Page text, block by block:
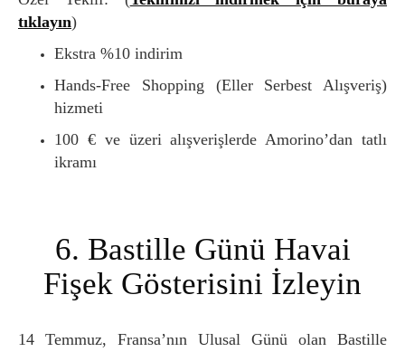
tıklayın)
Ekstra %10 indirim
Hands-Free Shopping (Eller Serbest Alışveriş)
hizmeti
100 € ve üzeri alışverişlerde Amorino’dan tatlı
ikramı
6. Bastille Günü Havai
Fişek Gösterisini İzleyin
14 Temmuz, Fransa’nın Ulusal Günü olan Bastille